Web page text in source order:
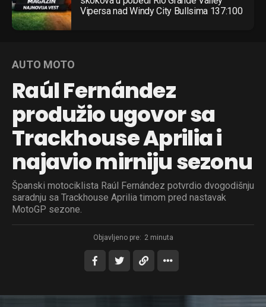
Vipersa nad Windy City Bullsima 137:100
AUTO MOTO
Raúl Fernández
produžio ugovor sa
Trackhouse Aprilia i
najavio mirniju sezonu
Španski motociklista Raúl Fernández potvrdio dvogodišnju
saradnju sa Trackhouse Aprilia timom pred nastavak
MotoGP sezone.
Objavljeno pre: 2 minuta